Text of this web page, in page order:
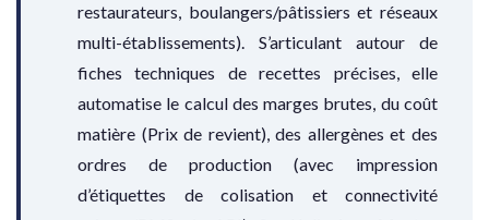
restaurateurs, boulangers/pâtissiers et réseaux
multi-établissements). S’articulant autour de
fiches techniques de recettes précises, elle
automatise le calcul des marges brutes, du coût
matière (Prix de revient), des allergènes et des
ordres de production (avec impression
d’étiquettes de colisation et connectivité